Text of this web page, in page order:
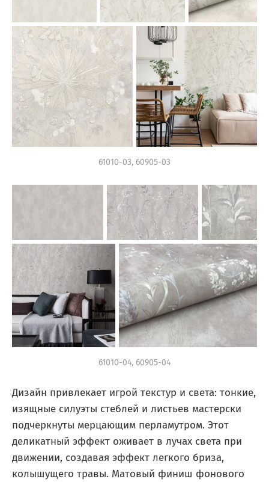
61010-03, 60905-03
61010-04, 60905-04
Дизайн привлекает игрой текстур и света: тонкие,
изящные силуэты стеблей и листьев мастерски
подчеркнуты мерцающим перламутром. Этот
деликатный эффект оживает в лучах света при
движении, создавая эффект легкого бриза,
колышущего травы. Матовый финиш фонового